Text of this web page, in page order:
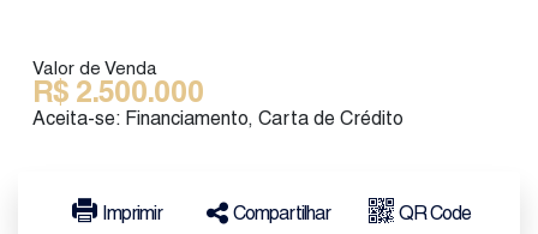
R$ 2.500.000
Valor de Venda
Aceita-se: Financiamento, Carta de Crédito
Imprimir Compartilhar QR Code